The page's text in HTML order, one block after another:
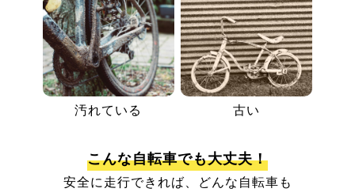
汚れている 古い
こんな自転車でも大丈夫！
安全に走行できれば、どんな自転車も